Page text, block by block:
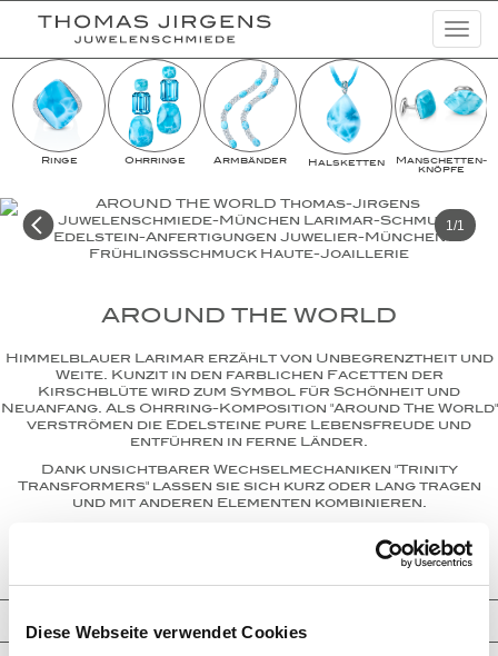
Diese Webseite verwendet Cookies
Schmuckkreationen
Highlights
Lookbooks
Kampagnen
Unternehmen
Ringe Ohrringe Armbänder Halsketten Man­schet­ten­­
knöpfe
1/1
AROUND THE WORLD
Himmelblauer Larimar erzählt von Unbegrenztheit und
Weite. Kunzit in den farblichen Facetten der
Kirschblüte wird zum Symbol für Schönheit und
Neuanfang. Als Ohrring-Komposition "Around The World"
verströmen die Edelsteine pure Lebensfreude und
entführen in ferne Länder.
Dank unsichtbarer Wechselmechaniken "Trinity
Transformers" lassen sie sich kurz oder lang tragen
und mit anderen Elementen kombinieren.
Schmuckkreationen